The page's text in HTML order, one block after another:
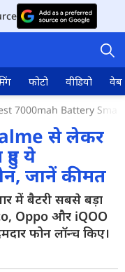
फोटो वीडियो वेब
7000mah Battery
से लेकर
ये
जानें कीमत
में बैटरी सबसे बड़ा
Oppo और iQOO
फोन लॉन्च किए।